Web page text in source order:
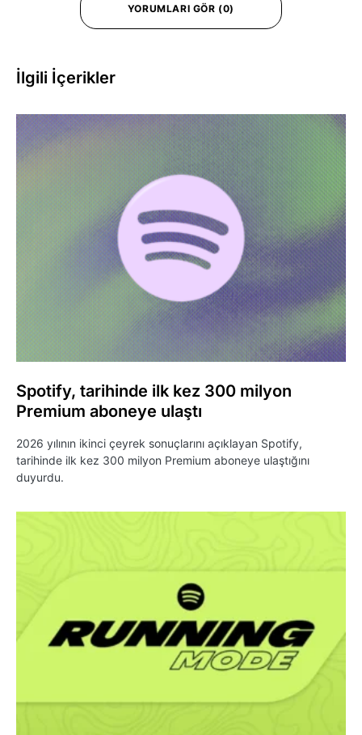
YORUMLARI GÖR (0)
İlgili İçerikler
Spotify, tarihinde ilk kez 300 milyon
Premium aboneye ulaştı
2026 yılının ikinci çeyrek sonuçlarını açıklayan Spotify,
tarihinde ilk kez 300 milyon Premium aboneye ulaştığını
duyurdu.